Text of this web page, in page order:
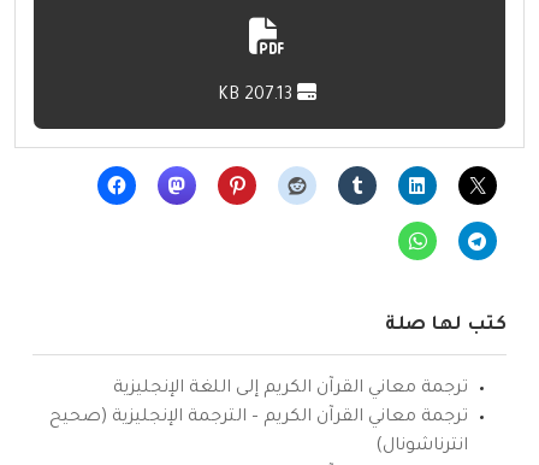
كتب لها صلة
ترجمة معاني القرآن الكريم إلى اللغة الإنجليزية
ترجمة معاني القرآن الكريم – الترجمة الإنجليزية (صحيح
انترناشونال)